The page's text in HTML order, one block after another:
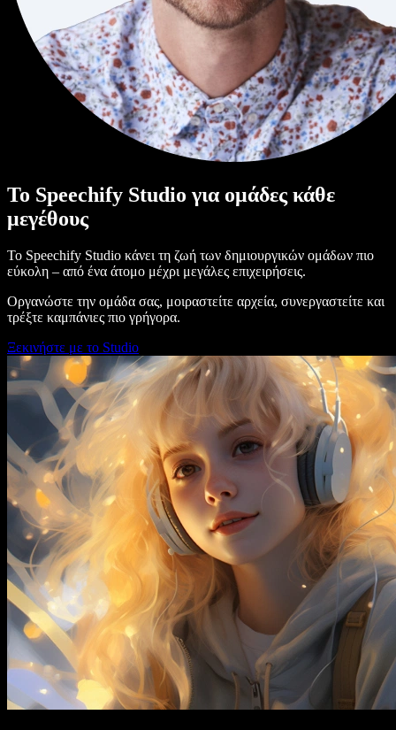
Το Speechify Studio για ομάδες κάθε
μεγέθους
Το Speechify Studio κάνει τη ζωή των δημιουργικών ομάδων πιο
εύκολη – από ένα άτομο μέχρι μεγάλες επιχειρήσεις.
Οργανώστε την ομάδα σας, μοιραστείτε αρχεία, συνεργαστείτε και
τρέξτε καμπάνιες πιο γρήγορα.
Ξεκινήστε με το Studio